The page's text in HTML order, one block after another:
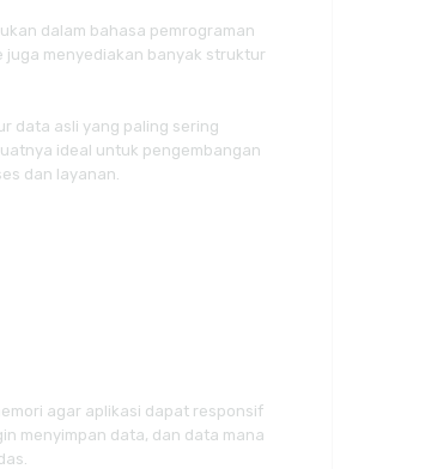
dalam bahasa pemrograman
juga menyediakan banyak struktur
data asli yang paling sering
ideal untuk pengembangan
dan layanan.
agar aplikasi dapat responsif
menyimpan data, dan data mana